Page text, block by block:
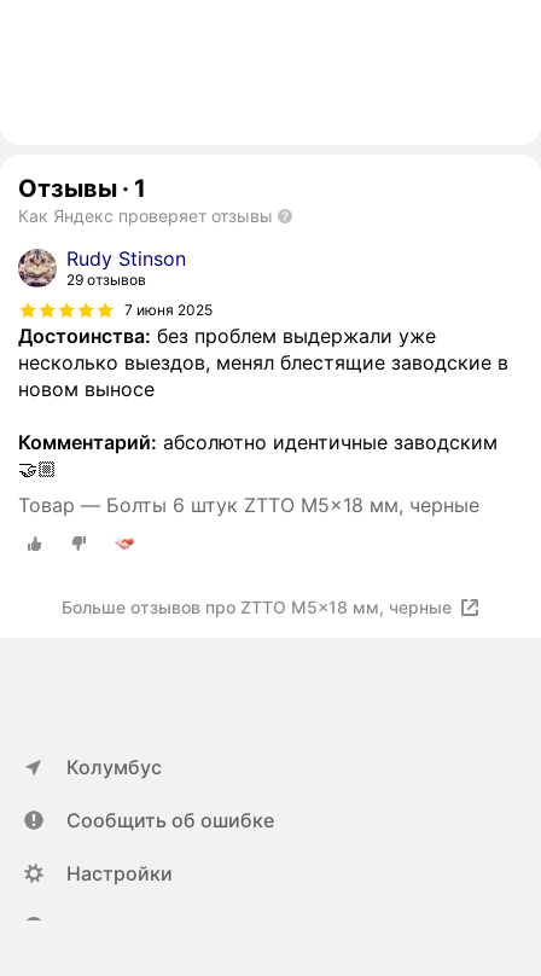
Отзывы · 1
Как Яндекс проверяет отзывы
Rudy Stinson
29 отзывов
7 июня 2025
Достоинства: без проблем выдержали уже
несколько выездов, менял блестящие заводские в
новом выносе
Комментарий: абсолютно идентичные заводским
🤝🏼
Товар — Болты 6 штук ZTTO M5x18 мм, черные
Больше отзывов про ZTTO M5x18 мм, черные
Колумбус
Сообщить об ошибке
Настройки